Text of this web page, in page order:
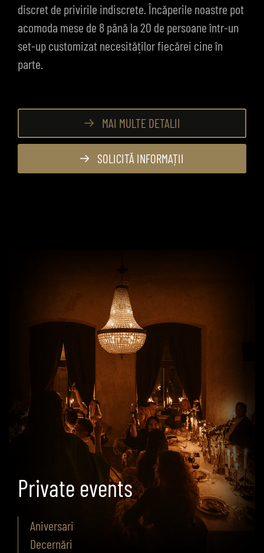
discret de privirile indiscrete. Încăperile noastre pot
acomoda mese de 8 până la 20 de persoane într-un
set-up customizat necesităților fiecărei cine în
parte.
MAI MULTE DETALII
SOLICITĂ INFORMAȚII
Private events
Aniversari
Decernări